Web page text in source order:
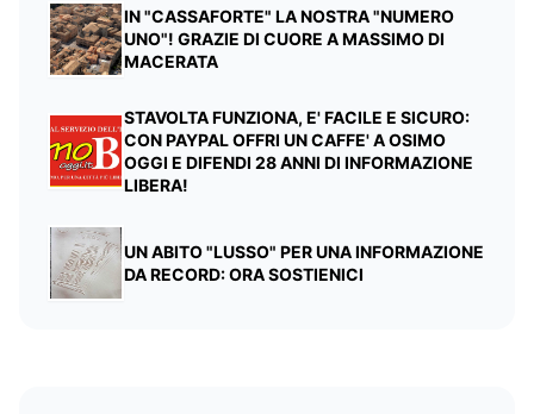
IN "CASSAFORTE" LA NOSTRA "NUMERO
UNO"! GRAZIE DI CUORE A MASSIMO DI
MACERATA
STAVOLTA FUNZIONA, E' FACILE E SICURO:
CON PAYPAL OFFRI UN CAFFE' A OSIMO
OGGI E DIFENDI 28 ANNI DI INFORMAZIONE
LIBERA!
UN ABITO "LUSSO" PER UNA INFORMAZIONE
DA RECORD: ORA SOSTIENICI